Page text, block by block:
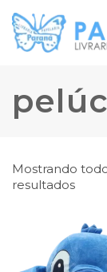
Mostrando
resultados